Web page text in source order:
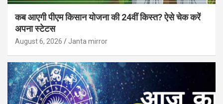
कब आएगी पीएम किसान योजना की 24वीं किस्त? ऐसे चेक करें
अपना स्टेटस
August 6, 2026 Janta mirror